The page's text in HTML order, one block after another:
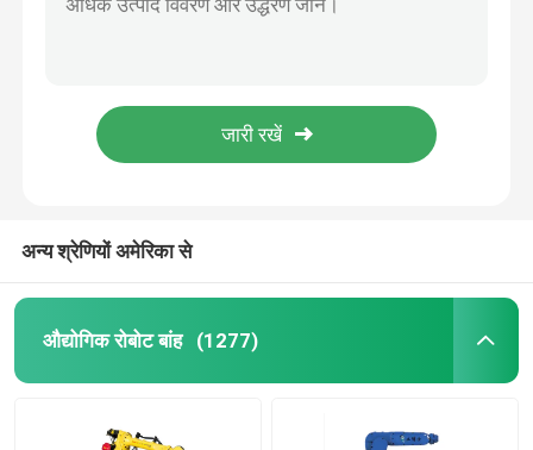
अन्य श्रेणियों अमेरिका से
औद्योगिक रोबोट बांह (1277)